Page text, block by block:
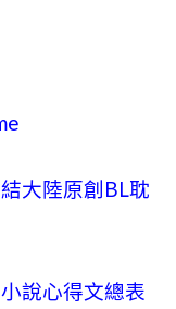
大陸原創BL耽
說心得文總表